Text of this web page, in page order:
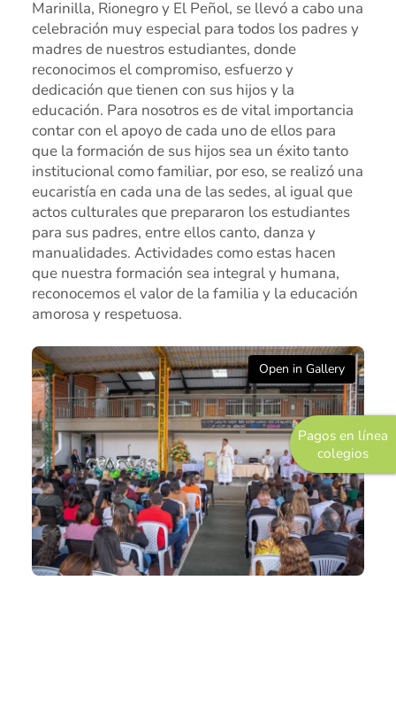
Pagos en línea
colegios
Marinilla
Rionegro
El Peñol
Investigación
Revista institucional
Modelo de Naciones Unidas – MUN
Pagos en línea
Educación Rural
Apoyo PPPC
Educación Superior
Pastoral
Experiencias
Direccionamiento
Estratégico
Objetivos Estratégicos
Marinilla, Rionegro y El Peñol, se llevó a cabo una
celebración muy especial para todos los padres y
madres de nuestros estudiantes, donde
reconocimos el compromiso, esfuerzo y
dedicación que tienen con sus hijos y la
educación. Para nosotros es de vital importancia
contar con el apoyo de cada uno de ellos para
que la formación de sus hijos sea un éxito tanto
institucional como familiar, por eso, se realizó una
eucaristía en cada una de las sedes, al igual que
actos culturales que prepararon los estudiantes
para sus padres, entre ellos canto, danza y
manualidades. Actividades como estas hacen
que nuestra formación sea integral y humana,
reconocemos el valor de la familia y la educación
amorosa y respetuosa.
Open in Gallery